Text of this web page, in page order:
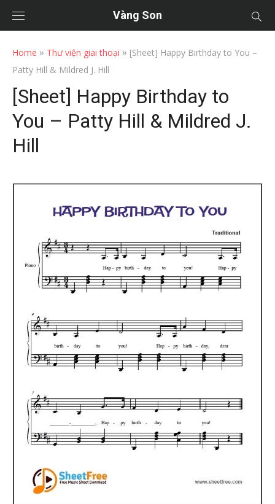
Vàng Son
Home » Thư viện giai thoại » [Sheet] Happy Birthday to You –
Patty Hill & Mildred J. Hill
[Sheet] Happy Birthday to
You – Patty Hill & Mildred J.
Hill